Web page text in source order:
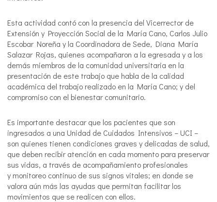
Esta actividad contó con la presencia del Vicerrector de
Extensión y Proyección Social de la María Cano, Carlos Julio
Escobar Noreña y la Coordinadora de Sede, Diana María
Salazar Rojas, quienes acompañaron a la egresada y a los
demás miembros de la comunidad universitaria en la
presentación de este trabajo que habla de la calidad
académica del trabajo realizado en la María Cano; y del
compromiso con el bienestar comunitario.
Es importante destacar que los pacientes que son
ingresados a una Unidad de Cuidados Intensivos – UCI –
son quienes tienen condiciones graves y delicadas de salud,
que deben recibir atención en cada momento para preservar
sus vidas, a través de acompañamiento profesionales
y monitoreo continuo de sus signos vitales; en donde se
valora aún más las ayudas que permitan facilitar los
movimientos que se realicen con ellos.